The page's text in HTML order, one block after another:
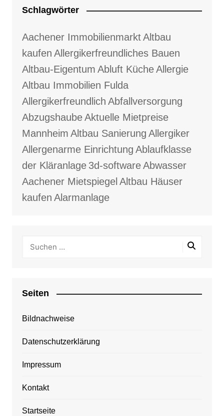
Schlagwörter
Aachener ImmobilienmarktAltbau
kaufen Allergikerfreundliches Bauen
Altbau-Eigentum Abluft KücheAllergie
Altbau Immobilien Fulda
Allergikerfreundlich Abfallversorgung
AbzugshaubeAktuelle Mietpreise
Mannheim Altbau Sanierung Allergiker
Allergenarme Einrichtung Ablaufklasse
der Kläranlage 3d-softwareAbwasser
Aachener Mietspiegel Altbau Häuser
kaufen Alarmanlage
Seiten
Bildnachweise
Datenschutzerklärung
Impressum
Kontakt
Startseite